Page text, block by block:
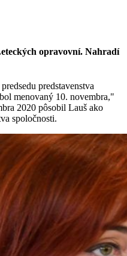
opravovní. Nahradí
predstavenstva
menovaný 10. novembra,"
2020 pôsobil Lauš ako
spoločnosti.